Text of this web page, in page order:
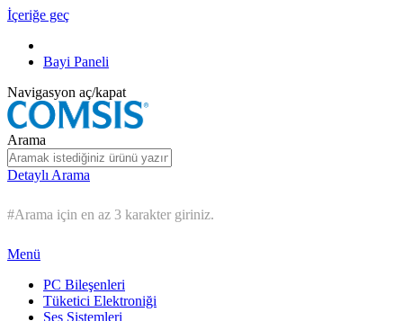
İçeriğe geç
Bayi Paneli
Navigasyon aç/kapat
Arama
Detaylı Arama
#Arama için en az 3 karakter giriniz.
Menü
PC Bileşenleri
Tüketici Elektroniği
Ses Sistemleri